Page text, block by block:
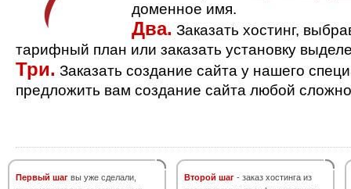
доменное имя.
Два. Заказать хостинг,
тарифный план или заказать установку
Три. Заказать создание сайта у нашего
предложить вам создание сайта любой
Первый шаг вы уже сделали,
Второй шаг - заказ хостинга из